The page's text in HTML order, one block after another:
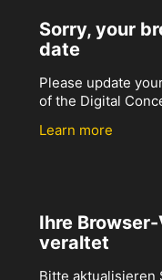
Sorry, your
date
Please update
of the Digital
Learn more
Ihre
veraltet
Bitte aktualisieren